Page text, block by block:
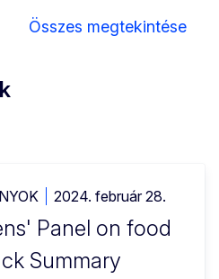
Összes megtekintése
2024. február 28.
Panel on food
Summary